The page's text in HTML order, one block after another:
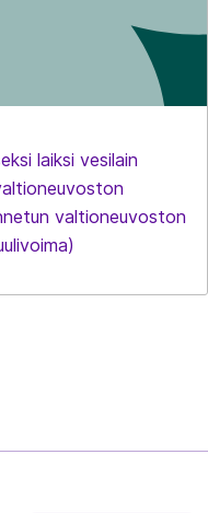
laiksi vesilain
valtioneuvoston